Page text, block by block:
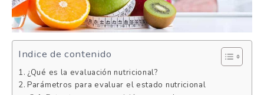
Indice de contenido
¿Qué es la evaluación nutricional?
Parámetros para evaluar el estado nutricional